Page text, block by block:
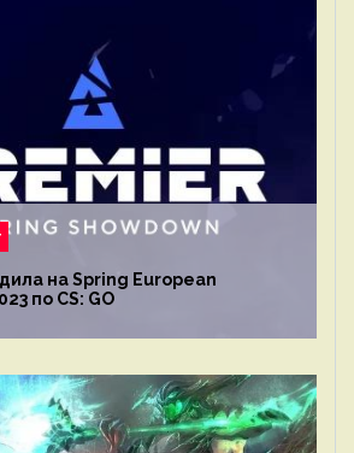
на Spring European
по CS: GO